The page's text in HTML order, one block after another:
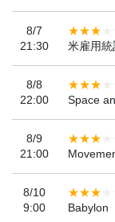
8/7
21:30
米雇用
8/8
22:00
Space
8/9
21:00
8/10
9:00
Babylon